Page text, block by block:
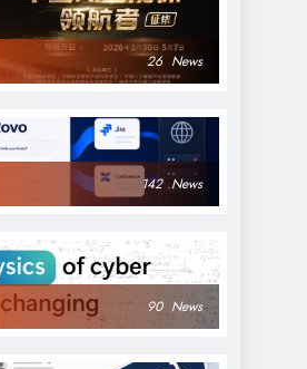
26 News
142 News
90 News